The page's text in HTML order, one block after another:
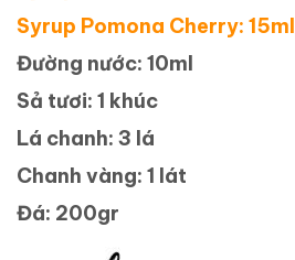
Syrup Pomona Cherry: 15ml
Đường nước: 10ml
Sả tươi: 1 khúc
Lá chanh: 3 lá
Chanh vàng: 1 lát
Đá: 200gr